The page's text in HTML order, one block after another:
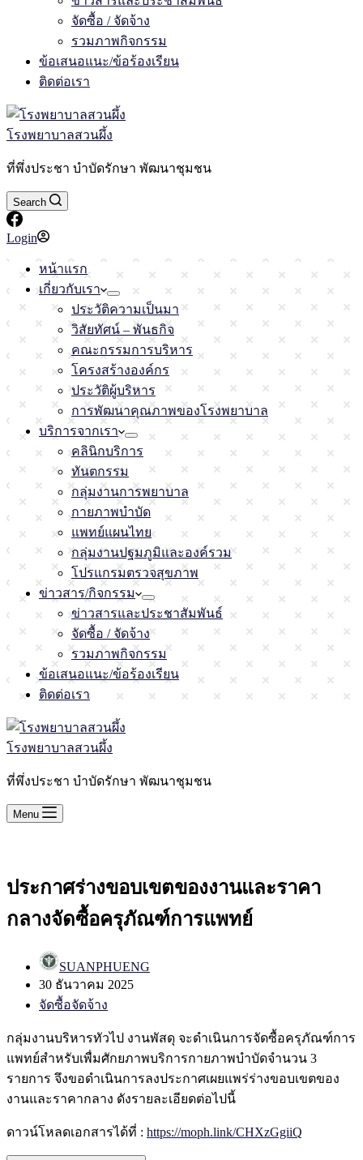
จัดซื้อ / จัดจ้าง
รวมภาพกิจกรรม
ข้อเสนอแนะ/ข้อร้องเรียน
ติดต่อเรา
โรงพยาบาลสวนผึ้ง
ที่พึ่งประชา บำบัดรักษา พัฒนาชุมชน
Search
Login
หน้าแรก
เกี่ยวกับเรา
ประวัติความเป็นมา
วิสัยทัศน์ – พันธกิจ
คณะกรรมการบริหาร
โครงสร้างองค์กร
ประวัติผู้บริหาร
การพัฒนาคุณภาพของโรงพยาบาล
บริการจากเรา
คลินิกบริการ
ทันตกรรม
กลุ่มงานการพยาบาล
กายภาพบำบัด
แพทย์แผนไทย
กลุ่มงานปฐมภูมิและองค์รวม
โปรแกรมตรวจสุขภาพ
ข่าวสาร/กิจกรรม
ข่าวสารและประชาสัมพันธ์
จัดซื้อ / จัดจ้าง
รวมภาพกิจกรรม
ข้อเสนอแนะ/ข้อร้องเรียน
ติดต่อเรา
โรงพยาบาลสวนผึ้ง
ที่พึ่งประชา บำบัดรักษา พัฒนาชุมชน
Menu
ประกาศร่างขอบเขตของงานและราคา
กลางจัดซื้อครุภัณฑ์การแพทย์
SUANPHUENG
30 ธันวาคม 2025
จัดซื้อจัดจ้าง
กลุ่มงานบริหารทัวไป งานพัสดุ จะดำเนินการจัดซื้อครุภัณฑ์การ
แพทย์สำหรับเพื่มศักยภาพบริการกายภาพบำบัดจำนวน 3
รายการ จึงขอดำเนินการลงประกาศเผยแพร่ร่างขอบเขตของ
งานและราคากลาง ดังรายละเอียดต่อไปนี้
ดาวน์โหลดเอกสารได้ที่ : https://moph.link/CHXzGgiiQ